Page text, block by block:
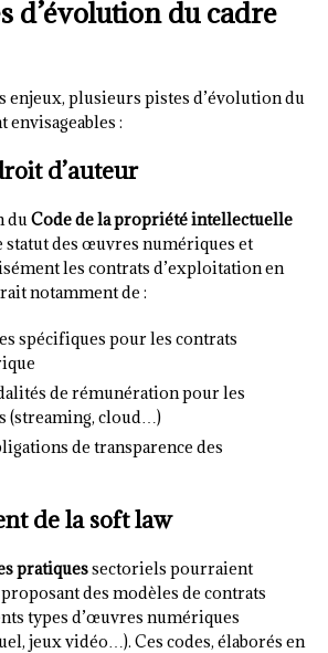
d’évolution du cadre
enjeux, plusieurs pistes d’évolution du
:
d’auteur
du Code de la propriété intellectuelle
des œuvres numériques et
les contrats d’exploitation en
notamment de :
spécifiques pour les contrats
de rémunération pour les
(streaming, cloud…)
de transparence des
de la soft law
pratiquessectoriels pourraient
des modèles de contrats
types d’œuvres numériques
jeux vidéo…). Ces codes, élaborés en